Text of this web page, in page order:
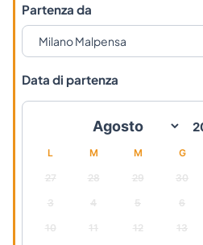
Partenza da
Data di partenza
L M M G
27 28 29 30
3 4 5 6
10 11 12 13